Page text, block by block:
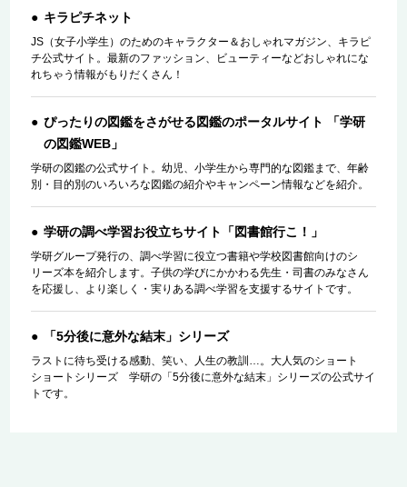
キラピチネット
JS（女子小学生）のためのキャラクター＆おしゃれマガジン、キラピ
チ公式サイト。最新のファッション、ビューティーなどおしゃれにな
れちゃう情報がもりだくさん！
ぴったりの図鑑をさがせる図鑑のポータルサイト 「学研
の図鑑WEB」
学研の図鑑の公式サイト。幼児、小学生から専門的な図鑑まで、年齢
別・目的別のいろいろな図鑑の紹介やキャンペーン情報などを紹介。
学研の調べ学習お役立ちサイト「図書館行こ！」
学研グループ発行の、調べ学習に役立つ書籍や学校図書館向けのシ
リーズ本を紹介します。子供の学びにかかわる先生・司書のみなさん
を応援し、より楽しく・実りある調べ学習を支援するサイトです。
「5分後に意外な結末」シリーズ
ラストに待ち受ける感動、笑い、人生の教訓…。大人気のショート
ショートシリーズ 学研の「5分後に意外な結末」シリーズの公式サイ
トです。